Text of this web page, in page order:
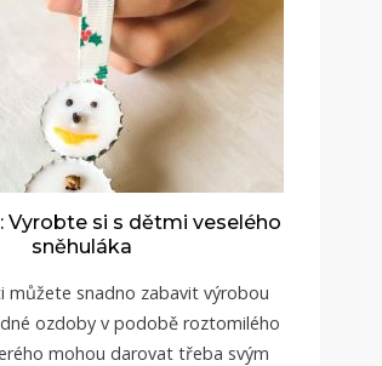
Vyrobte si s dětmi veselého
sněhuláka
můžete snadno zabavit výrobou
ozdoby v podobě roztomilého
mohou darovat třeba svým